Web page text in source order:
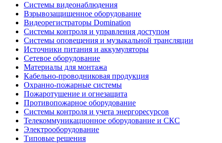
Системы видеонаблюдения
Взрывозащищенное оборудование
Видеорегистраторы Domination
Системы контроля и управления доступом
Системы оповещения и музыкальной трансляции
Источники питания и аккумуляторы
Сетевое оборудование
Материалы для монтажа
Кабельно-проводниковая продукция
Охранно-пожарные системы
Пожаротушение и огнезащита
Противопожарное оборудование
Системы контроля и учета энергоресурсов
Телекоммуникационное оборудование и СКС
Электрооборудование
Типовые решения